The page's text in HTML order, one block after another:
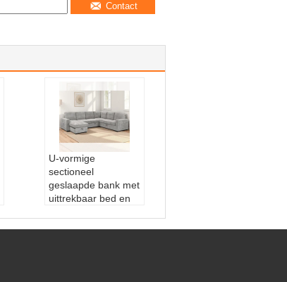
Contact
U-vormige
sectioneel
geslaapde bank met
uittrekbaar bed en